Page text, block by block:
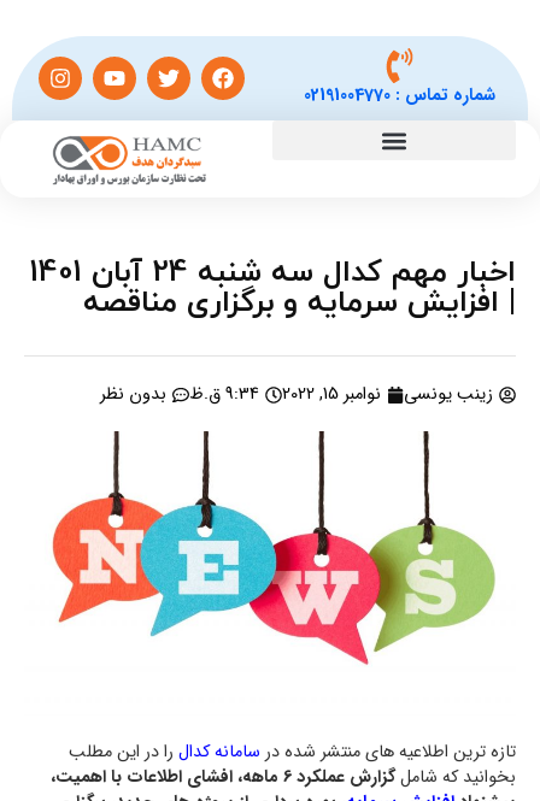
شماره تماس :02191004770
اخبار مهم کدال سه شنبه 24 آبان 1401
| افزایش سرمایه و برگزاری مناقصه
زینب یونسی نوامبر 15, 2022 9:34 ق.ظ بدون نظر
تازه ترین اطلاعیه های منتشر شده در سامانه کدال را در این مطلب
بخوانید که شامل
گزارش عملکرد 6 ماهه، افشای اطلاعات با اهمیت،